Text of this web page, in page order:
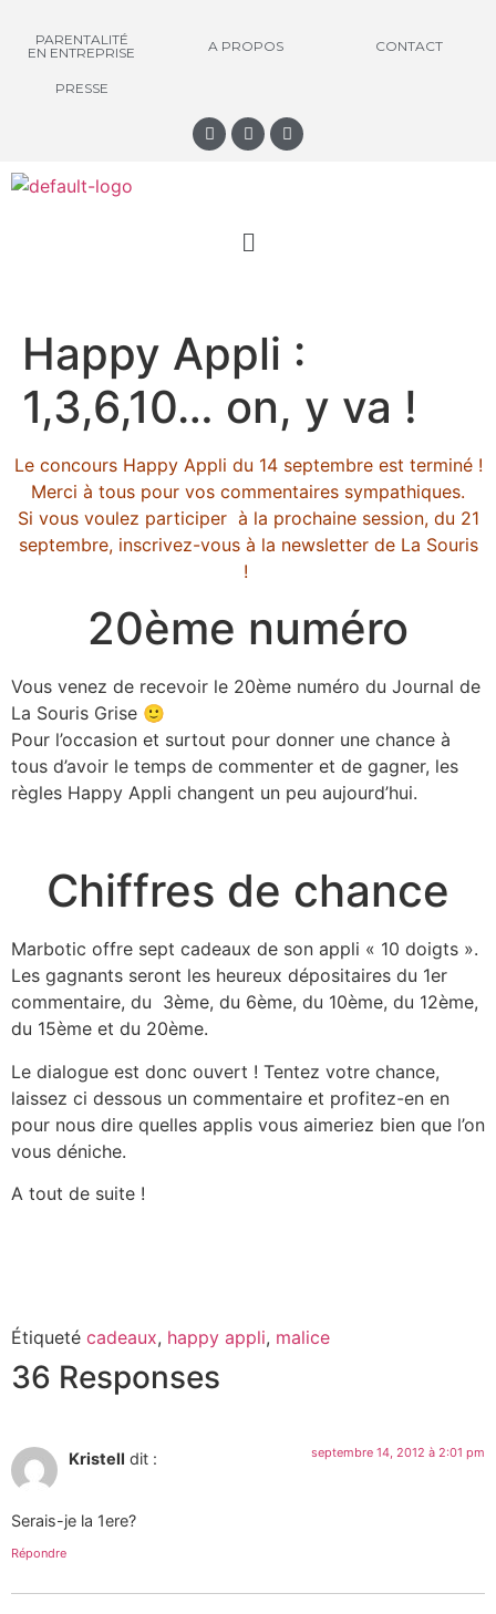
PARENTALITÉ
EN ENTREPRISE
A PROPOS CONTACT
PRESSE
Happy Appli :
1,3,6,10… on, y va !
Le concours Happy Appli du 14 septembre est terminé !
Merci à tous pour vos commentaires sympathiques.
Si vous voulez participer à la prochaine session, du 21
septembre, inscrivez-vous à la newsletter de La Souris
!
20ème numéro
Vous venez de recevoir le 20ème numéro du Journal de
La Souris Grise 🙂
Pour l’occasion et surtout pour donner une chance à
tous d’avoir le temps de commenter et de gagner, les
règles Happy Appli changent un peu aujourd’hui.
Chiffres de chance
Marbotic offre sept cadeaux de son appli « 10 doigts ».
Les gagnants seront les heureux dépositaires du 1er
commentaire, du 3ème, du 6ème, du 10ème, du 12ème,
du 15ème et du 20ème.
Le dialogue est donc ouvert ! Tentez votre chance,
laissez ci dessous un commentaire et profitez-en en
pour nous dire quelles applis vous aimeriez bien que l’on
vous déniche.
A tout de suite !
Étiqueté cadeaux, happy appli, malice
36 Responses
Kristell dit : septembre 14, 2012 à 2:01 pm
Serais-je la 1ere?
Répondre